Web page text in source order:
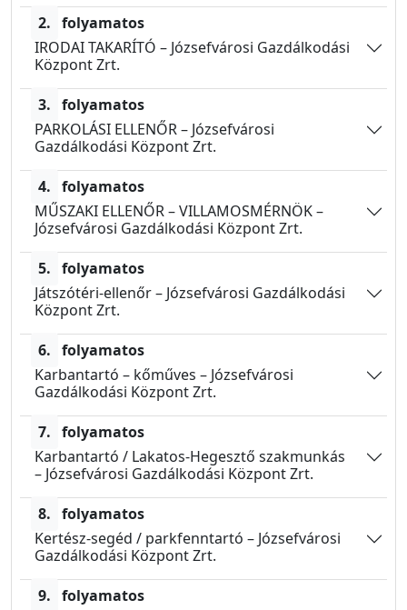
2. folyamatos
IRODAI TAKARÍTÓ – Józsefvárosi Gazdálkodási
Központ Zrt.
3. folyamatos
PARKOLÁSI ELLENŐR – Józsefvárosi
Gazdálkodási Központ Zrt.
4. folyamatos
MŰSZAKI ELLENŐR – VILLAMOSMÉRNÖK –
Józsefvárosi Gazdálkodási Központ Zrt.
5. folyamatos
Játszótéri-ellenőr – Józsefvárosi Gazdálkodási
Központ Zrt.
6. folyamatos
Karbantartó – kőműves – Józsefvárosi
Gazdálkodási Központ Zrt.
7. folyamatos
Karbantartó / Lakatos-Hegesztő szakmunkás
– Józsefvárosi Gazdálkodási Központ Zrt.
8. folyamatos
Kertész-segéd / parkfenntartó – Józsefvárosi
Gazdálkodási Központ Zrt.
9. folyamatos